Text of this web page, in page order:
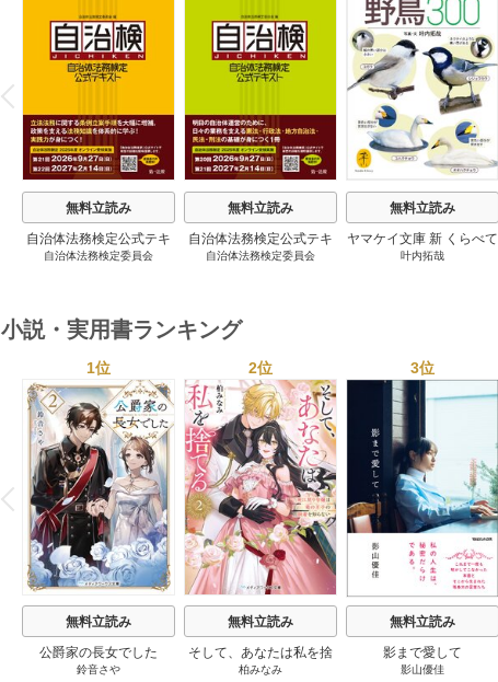
P
r
e
i
o
u
s
無料立読み
自治体法務検定公式テキ
スト 政策法務編 ２０
自治体法務検定委員会
無料立読み
自治体法務検定公式テキ
スト 基本法務編 ２０
自治体法務検定委員会
無料立読み
ヤマケイ文庫 新 くらべて
わかる野鳥300 1巻
叶内拓哉
小説・実用書ランキング
P
r
e
v
i
o
u
s
1位
無料立読み
公爵家の長女でした
鈴音さや
2位
無料立読み
そして、あなたは私を捨
てる
柏みなみ
3位
無料立読み
影まで愛して
影山優佳